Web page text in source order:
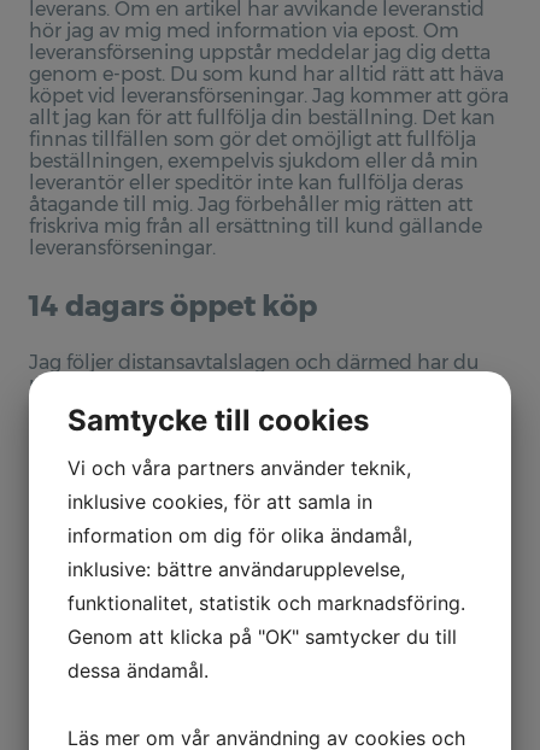
Publikationer
Spedetröjan - en studie av Charlotte Weibulls
Spedetröjan - stickade reliefer
Spedetröjans dekoration - en studie av dess
Kurser & Föredrag
Kurser
Kontakt
leverans. Om en artikel har avvikande leveranstid
hör jag av mig med information via epost. Om
leveransförsening uppstår meddelar jag dig detta
genom e-post. Du som kund har alltid rätt att häva
köpet vid leveransförseningar. Jag kommer att göra
allt jag kan för att fullfölja din beställning. Det kan
finnas tillfällen som gör det omöjligt att fullfölja
beställningen, exempelvis sjukdom eller då min
leverantör eller speditör inte kan fullfölja deras
åtagande till mig. Jag förbehåller mig rätten att
friskriva mig från all ersättning till kund gällande
leveransförseningar.
14 dagars öppet köp
Jag följer distansavtalslagen och därmed har du
rätt att returnera beställda varor utan att ange
någon anledning. Detta gäller dock ej varor som är
måttbeställda eller specialuppdrag. Du ångrar ditt
din beställning (eller större del av) meddela mig.
Artikeln ska returneras väl emballerad och i fint
skick.
Du betalar returfraktkostnad.
Inger Olsson Design
Betgatan 6
272 39 Simrishamn
Återbetalning
Samtycke till cookies
Vi och våra partners använder teknik,
inklusive cookies, för att samla in
information om dig för olika ändamål,
inklusive: bättre användarupplevelse,
funktionalitet, statistik och marknadsföring.
Genom att klicka på "OK" samtycker du till
dessa ändamål.
Läs mer om vår användning av cookies och